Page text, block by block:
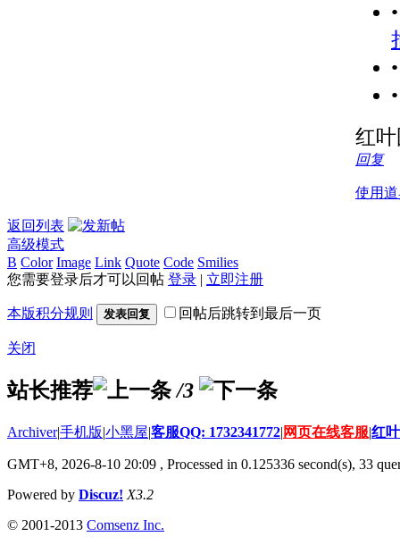
红叶
回复
使用
返回列表
高级模式
B Color Image Link Quote Code Smilies
您需要登录后才可以回帖 登录 | 立即注册
本版积分规则 发表回复 回帖后跳转到最后一页
关闭
站长推荐 /3
Archiver|手机版|小黑屋|客服QQ: 1732341772| 网页在线客服|红
GMT+8, 2026-8-10 20:09 , Processed in 0.125336 second(s), 33
Powered by Discuz! X3.2
© 2001-2013 Comsenz Inc.